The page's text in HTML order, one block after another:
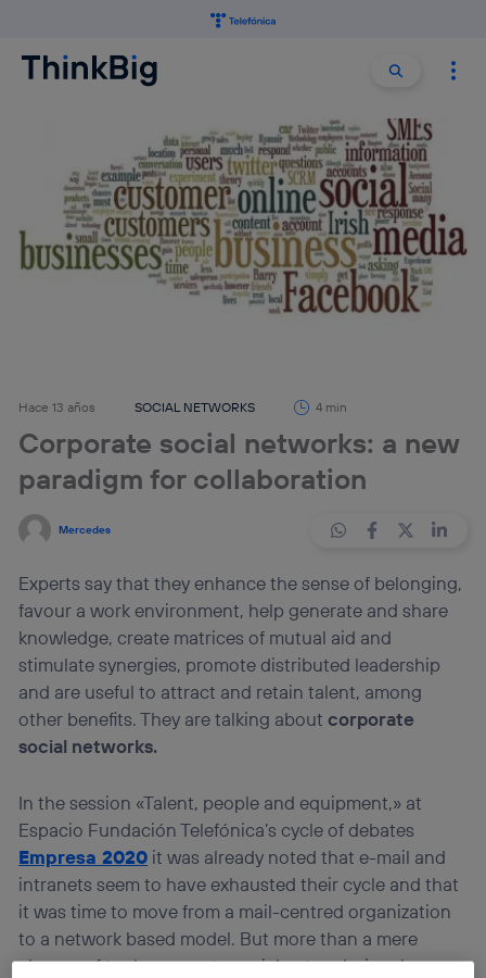
Buscar
Hace 13 años SOCIAL NETWORKS 4 min
Corporate social networks: a new
paradigm for collaboration
Mercedes
Experts say that they enhance the sense of belonging,
favour a work environment, help generate and share
knowledge, create matrices of mutual aid and
stimulate synergies, promote distributed leadership
and are useful to attract and retain talent, among
other benefits. They are talking aboutcorporate
social networks.
In the session «Talent, people and equipment,» at
Espacio Fundación Telefónica’s cycle of debates
Empresa 2020 it was already noted that e-mail and
intranets seem to have exhausted their cycle and that
it was time to move from a mail-centred organization
to a network based model. But more than a mere
change of tool, corporate social networks involve a